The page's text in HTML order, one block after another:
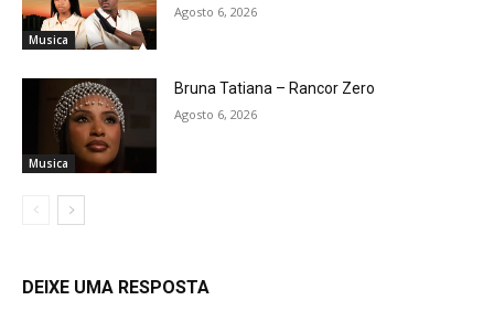
Musica
Agosto 6, 2026
Musica
Bruna Tatiana – Rancor Zero
Agosto 6, 2026
DEIXE UMA RESPOSTA